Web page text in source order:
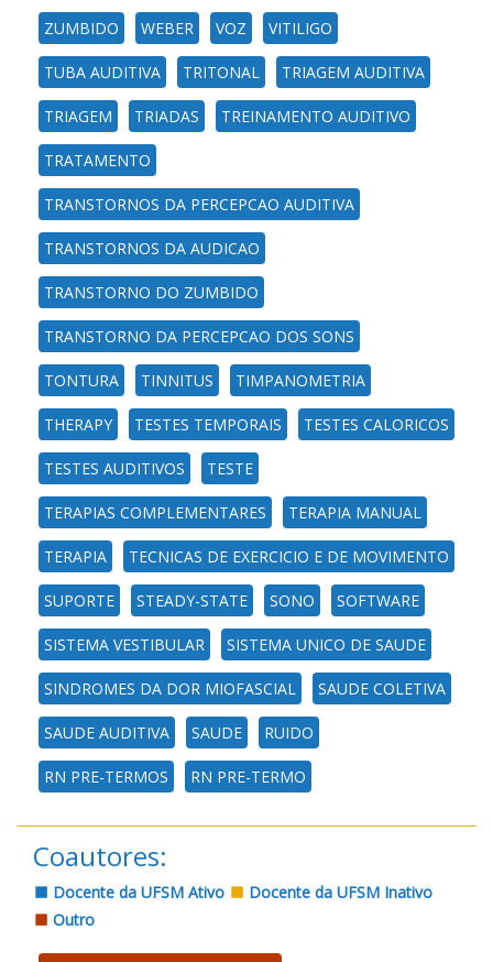
ZUMBIDO WEBER VOZ VITILIGO
TUBA AUDITIVA TRITONAL TRIAGEM AUDITIVA
TRIAGEM TRIADAS TREINAMENTO AUDITIVO
TRATAMENTO
TRANSTORNOS DA PERCEPCAO AUDITIVA
TRANSTORNOS DA AUDICAO
TRANSTORNO DO ZUMBIDO
TRANSTORNO DA PERCEPCAO DOS SONS
TONTURA TINNITUS TIMPANOMETRIA
THERAPY TESTES TEMPORAIS TESTES CALORICOS
TESTES AUDITIVOS TESTE
TERAPIAS COMPLEMENTARES TERAPIA MANUAL
TERAPIA TECNICAS DE EXERCICIO E DE MOVIMENTO
SUPORTE STEADY-STATE SONO SOFTWARE
SISTEMA VESTIBULAR SISTEMA UNICO DE SAUDE
SINDROMES DA DOR MIOFASCIAL SAUDE COLETIVA
SAUDE AUDITIVA SAUDE RUIDO
RN PRE-TERMOS RN PRE-TERMO
Coautores:
Docente da UFSM Ativo
Docente da UFSM Inativo
Outro